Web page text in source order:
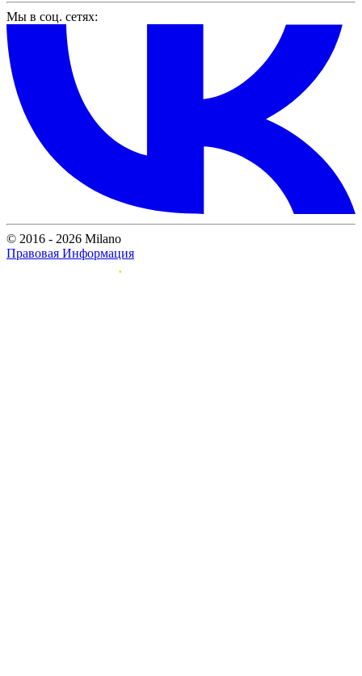
Мы в соц. сетях:
© 2016 - 2026 Milano
Правовая Информация